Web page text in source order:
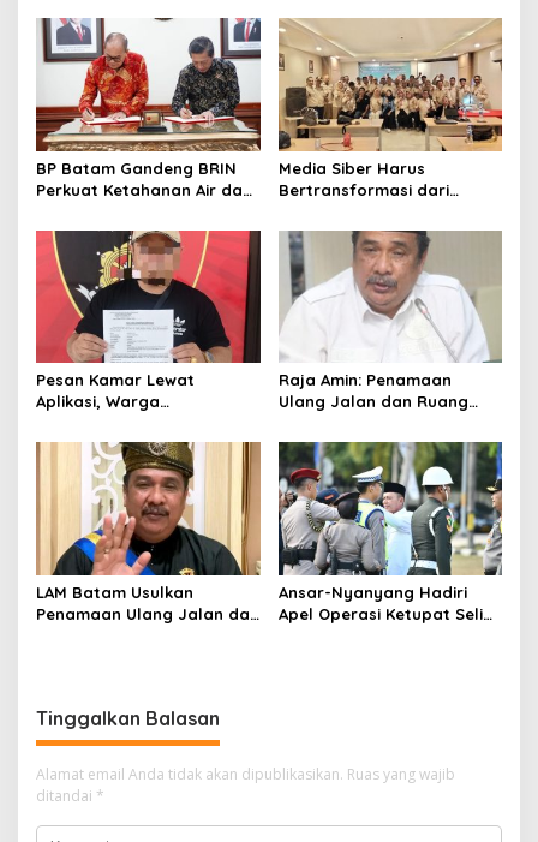
BP Batam Gandeng BRIN
Perkuat Ketahanan Air dan
Media Siber Harus
Bertransformasi dari
Pesan Kamar Lewat
Aplikasi, Warga
Korban Penipuan di Batam
Raja Amin: Penamaan
Ulang Jalan dan Ruang
Kebijakan Resmi LAM
LAM Batam Usulkan
Penamaan Ulang Jalan dan
Ansar-Nyanyang Hadiri
Apel Operasi Ketupat Seligi
Tinggalkan Balasan
Alamat email Anda tidak akan dipublikasikan. Ruas yang wajib
ditandai *